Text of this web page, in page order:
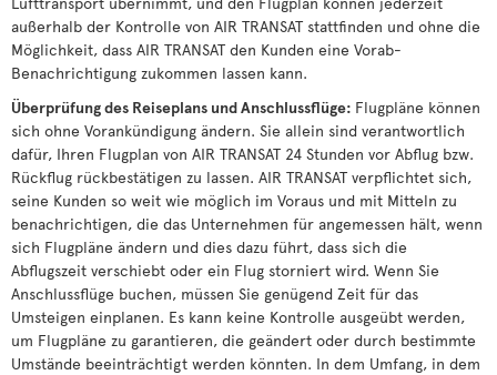
außerhalb der Kontrolle von AIR TRANSAT stattfinden und ohne die
Möglichkeit, dass AIR TRANSAT den Kunden eine Vorab-
Benachrichtigung zukommen lassen kann.
Überprüfung des Reiseplans und Anschlussflüge: Flugpläne können
sich ohne Vorankündigung ändern. Sie allein sind verantwortlich
dafür, Ihren Flugplan von AIR TRANSAT 24 Stunden vor Abflug bzw.
Rückflug rückbestätigen zu lassen. AIR TRANSAT verpflichtet sich,
seine Kunden so weit wie möglich im Voraus und mit Mitteln zu
benachrichtigen, die das Unternehmen für angemessen hält, wenn
sich Flugpläne ändern und dies dazu führt, dass sich die
Abflugszeit verschiebt oder ein Flug storniert wird. Wenn Sie
Anschlussflüge buchen, müssen Sie genügend Zeit für das
Umsteigen einplanen. Es kann keine Kontrolle ausgeübt werden,
um Flugpläne zu garantieren, die geändert oder durch bestimmte
Umstände beeinträchtigt werden könnten. In dem Umfang, in dem